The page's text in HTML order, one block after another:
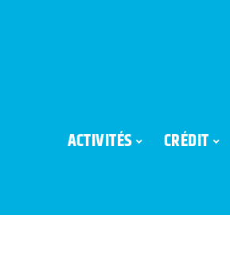
ACTIVITÉS CRÉDIT